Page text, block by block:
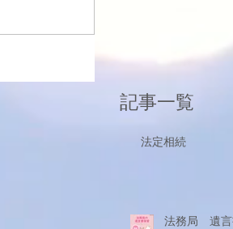
記事一覧
法定相続
法務局 遺言